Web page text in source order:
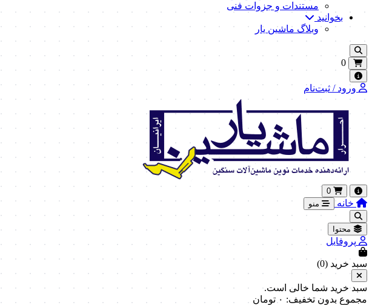
مستندات و جزوات فنی
بخوانید
وبلاگ ماشین یار
0
ورود / ثبت‌نام
0
خانه منو
محتوا
پروفایل
سبد خرید (0
)
سبد خرید شما خالی است.
مجموع بدون تخفیف: ۰ تومان